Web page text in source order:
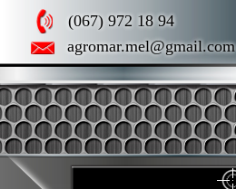
(067) 972 18 94
agromar.mel@gmail.com